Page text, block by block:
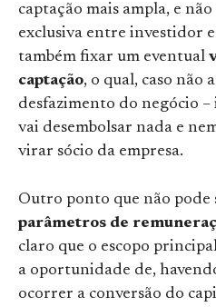
captação mais ampla, e
exclusiva entre investidor
também fixar um eventual
captação, o qual, caso
desfazimento do negócio
vai desembolsar nada e
virar sócio da empresa.
Outro ponto que não pode
parâmetros de
claro que o escopo
a oportunidade de,
ocorrer a conversão do